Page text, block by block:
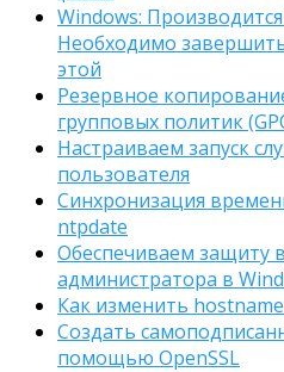
Windows:
Необходимо
этой
Резервное
групповых политик
Настраиваем запуск
пользователя
Синхронизация
ntpdate
Обеспечиваем защиту
администратора в
Как изменить
Создать
помощью OpenSSL